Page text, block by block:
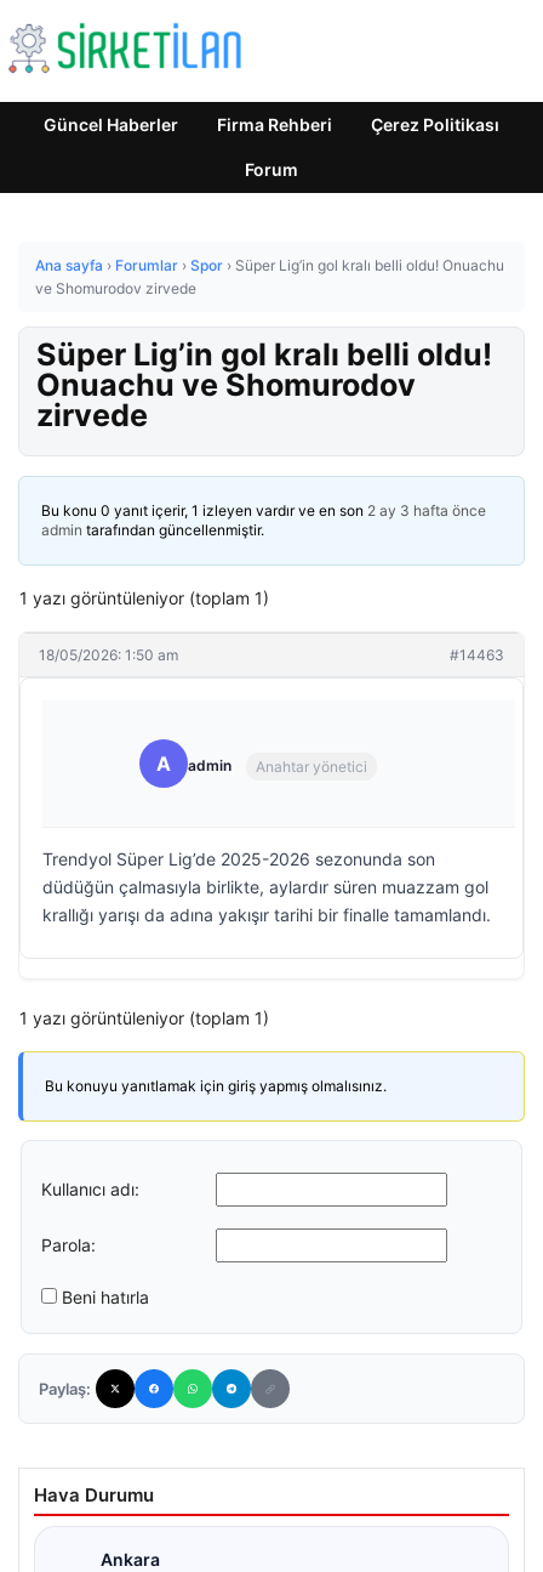
Güncel Haberler Firma Rehberi Çerez Politikası
Forum
Ana sayfa › Forumlar › Spor › Süper Lig’in gol kralı belli oldu! Onuachu
ve Shomurodov zirvede
Süper Lig’in gol kralı belli oldu!
Onuachu ve Shomurodov
zirvede
Bu konu 0 yanıt içerir, 1 izleyen vardır ve en son 2 ay 3 hafta önce
admin tarafından güncellenmiştir.
1 yazı görüntüleniyor (toplam 1)
18/05/2026: 1:50 am #14463
A admin Anahtar yönetici
Trendyol Süper Lig’de 2025-2026 sezonunda son
düdüğün çalmasıyla birlikte, aylardır süren muazzam gol
krallığı yarışı da adına yakışır tarihi bir finalle tamamlandı.
1 yazı görüntüleniyor (toplam 1)
Bu konuyu yanıtlamak için giriş yapmış olmalısınız.
Kullanıcı adı:
Parola:
Beni hatırla
Paylaş:
Hava Durumu
Ankara